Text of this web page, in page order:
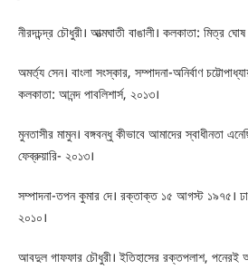
নীরদচন্দ্র চৌধুরী। আত্মঘাতী বাঙালী। কলকাতা: মিত্র
অমর্ত্য সেন। বাংলা সংস্কার, সম্পাদনা-অনির্বাণ
কলকাতা: আনন্দ পাবলিশার্স, ২০১৩।
মুনতাসীর মামুন। বঙ্গবন্ধু কীভাবে আমাদের স্বাধীনতা
ফেব্রুয়ারি- ২০১৩।
সম্পাদনা-তপন কুমার দে। রক্তাক্ত ১৫ আগস্ট ১৯৭৫।
২০১০।
আবদুল গাফফার চৌধুরী। ইতিহাসের রক্তপলাশ, পনেরই